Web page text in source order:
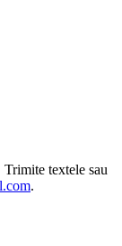
textele sau
.